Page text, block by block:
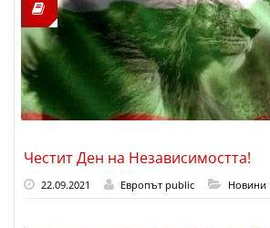
Честит Ден на Независимостта!
22.09.2021 Европът public Новини